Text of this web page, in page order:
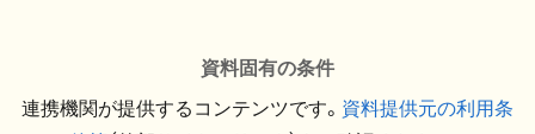
資料固有の条件
連携機関が提供するコンテンツです。 資料提供元の利用条